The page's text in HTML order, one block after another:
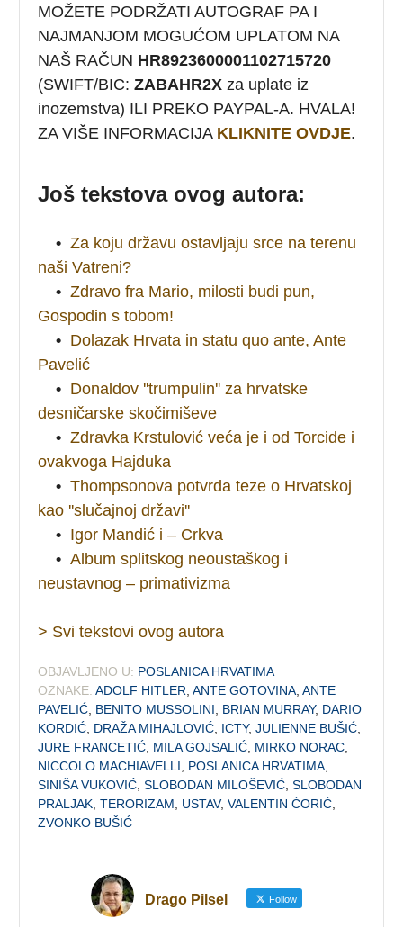
MOŽETE PODRŽATI AUTOGRAF PA I
NAJMANJOM MOGUĆOM UPLATOM NA
NAŠ RAČUN HR8923600001102715720
(SWIFT/BIC: ZABAHR2X za uplate iz
inozemstva) ILI PREKO PAYPAL-A. HVALA!
ZA VIŠE INFORMACIJA KLIKNITE OVDJE.
Još tekstova ovog autora:
• Za koju državu ostavljaju srce na terenu
naši Vatreni?
• Zdravo fra Mario, milosti budi pun,
Gospodin s tobom!
• Dolazak Hrvata in statu quo ante, Ante
Pavelić
• Donaldov ''trumpulin'' za hrvatske
desničarske skočimiševe
• Zdravka Krstulović veća je i od Torcide i
ovakvoga Hajduka
• Thompsonova potvrda teze o Hrvatskoj
kao ''slučajnoj državi''
• Igor Mandić i – Crkva
• Album splitskog neoustaškog i
neustavnog – primativizma
> Svi tekstovi ovog autora
OBJAVLJENO U: POSLANICA HRVATIMA
OZNAKE: ADOLF HITLER ,ANTE GOTOVINA ,ANTE
PAVELIĆ BENITO MUSSOLINI BRIAN MURRAY, DARIO
KORDIĆ DRAŽA MIHAJLOVIĆ ICTY,JULIENNE BUŠIĆ
JURE FRANCETIĆ MILA GOJSALIĆ MIRKO NORAC
NICCOLO MACHIAVELLI
POSLANICA HRVATIMA
SINIŠA VUKOVIĆ ,SLOBODAN MILOŠEVIĆ ,SLOBODAN
PRALJAK ,TERORIZAM USTAV,VALENTIN ĆORIĆ
ZVONKO BUŠIĆ
Drago Pilsel Follow